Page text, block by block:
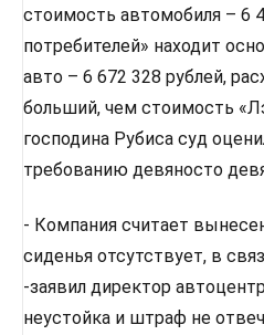
стоимость автомобиля – 6
потребителей» находит
авто – 6 672 328 рублей,
больший, чем стоимость
господина Рубиса суд
требованию девяносто
- Компания считает
сиденья отсутствует, в
-заявил директор
неустойка и штраф не